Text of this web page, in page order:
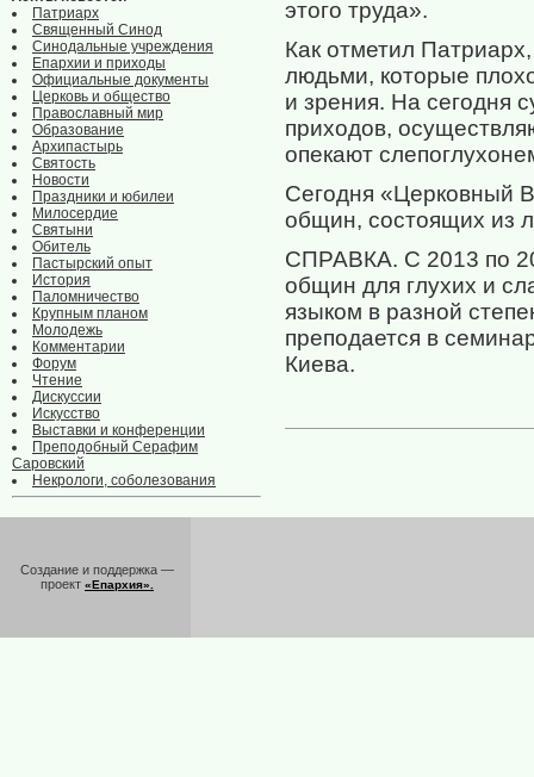
Патриарх
Священный Синод
Синодальные учреждения
Епархии и приходы
Официальные документы
Церковь и общество
Православный мир
Образование
Архипастырь
Святость
Новости
Праздники и юбилеи
Милосердие
Святыни
Обитель
Пастырский опыт
История
Паломничество
Крупным планом
Молодежь
Комментарии
Форум
Чтение
Дискуссии
Искусство
Выставки и конференции
Преподобный Серафим
Саровский
Некрологи, соболезования
этого труда».
Как отметил
людьми, которые
и зрения. На сегодня
приходов,
опекают
Сегодня «Церковный
общин, состоящих из
СПРАВКА. С 2013 по
общин для глухих и
языком в разной
преподается в
Киева.
Создание и поддержка —
проект «Епархия».